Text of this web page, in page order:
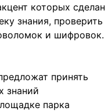
которых сделан
знания, проверить
и шифровок.
принять
знаний
парка